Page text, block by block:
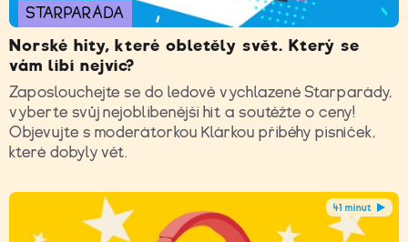
STARPARÁDA
Norské hity, které obletěly svět. Který se
vám líbí nejvíc?
Zaposlouchejte se do ledově vychlazené Starparády,
vyberte svůj nejoblíbenější hit a soutěžte o ceny!
Objevujte s moderátorkou Klárkou příběhy písniček,
které dobyly vět.
41 minut